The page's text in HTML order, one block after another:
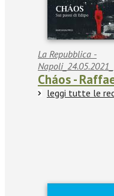
La Repubblica -
Napoli_24.05.2021_
Cháos -
leggi tutte le